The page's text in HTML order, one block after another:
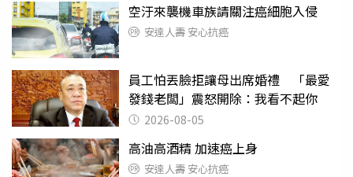
空汙來襲機車族請關注癌細胞入侵
安達人壽 安心抗癌
員工怕丟臉拒讓母出席婚禮 「最愛
發錢老闆」震怒開除：我看不起你
2026-08-05
高油高酒精 加速癌上身
安達人壽 安心抗癌